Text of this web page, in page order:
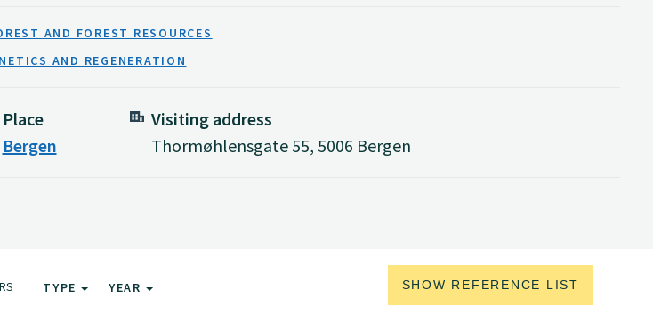
AND FOREST RESOURCES
AND REGENERATION
Place
Bergen
Visiting address
Thormøhlensgate 55, 5006 Bergen
TYPE YEAR SHOW REFERENCE LIST